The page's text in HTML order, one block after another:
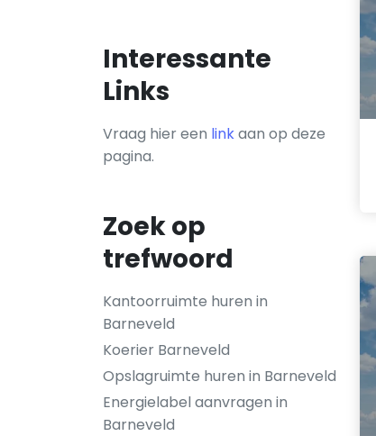
Interessante
Links
Vraag hier een linkaan op deze
pagina.
Zoek op
trefwoord
Kantoorruimte huren in
Barneveld
Koerier Barneveld
Opslagruimte huren in Barneveld
Energielabel aanvragen in
Barneveld